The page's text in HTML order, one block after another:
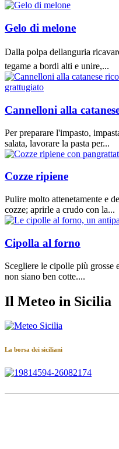
Gelo di melone
Dalla polpa dellanguria
tegame a bordi alti e unire,...
Cannelloni alla
Per preparare l'impasto,
salata, lavorare la pasta per...
Cozze ripiene
Pulire molto attenetamente e
cozze; aprirle a crudo con la...
Cipolla al forno
Scegliere le cipolle più
non siano ben cotte....
Il Meteo in Sicilia
La borsa dei siciliani